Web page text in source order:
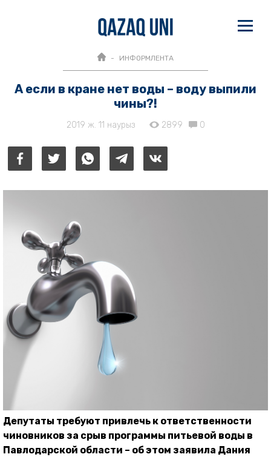
ИНФОРМЛЕНТА
А если в кране нет воды – воду выпили
чины?!
2019 ж. 11 наурыз 2899 0
Депутаты требуют привлечь к ответственности
чиновников за срыв программы питьевой воды в
Павлодарской области – об этом заявила Дания